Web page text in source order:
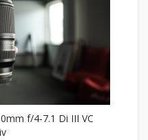
f/4-7.1 Di III VC